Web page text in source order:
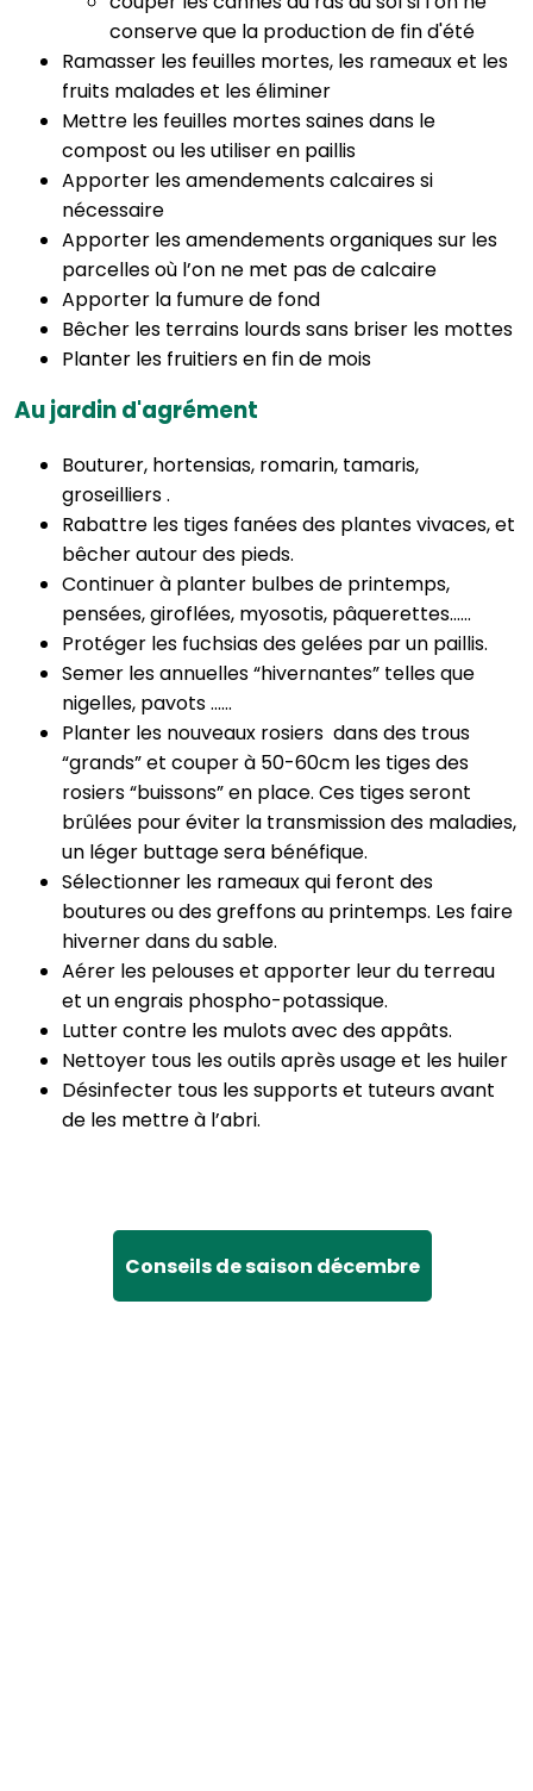
conserve que la production de fin d'été
Ramasser les feuilles mortes, les rameaux et les
fruits malades et les éliminer
Mettre les feuilles mortes saines dans le
compost ou les utiliser en paillis
Apporter les amendements calcaires si
nécessaire
Apporter les amendements organiques sur les
parcelles où l’on ne met pas de calcaire
Apporter la fumure de fond
Bêcher les terrains lourds sans briser les mottes
Planter les fruitiers en fin de mois
Au jardin d'agrément
Bouturer, hortensias, romarin, tamaris,
groseilliers .
Rabattre les tiges fanées des plantes vivaces, et
bêcher autour des pieds.
Continuer à planter bulbes de printemps,
pensées, giroflées, myosotis, pâquerettes......
Protéger les fuchsias des gelées par un paillis.
Semer les annuelles “hivernantes” telles que
nigelles, pavots ......
Planter les nouveaux rosiers dans des trous
“grands” et couper à 50-60cm les tiges des
rosiers “buissons” en place. Ces tiges seront
brûlées pour éviter la transmission des maladies,
un léger buttage sera bénéfique.
Sélectionner les rameaux qui feront des
boutures ou des greffons au printemps. Les faire
hiverner dans du sable.
Aérer les pelouses et apporter leur du terreau
et un engrais phospho-potassique.
Lutter contre les mulots avec des appâts.
Nettoyer tous les outils après usage et les huiler
Désinfecter tous les supports et tuteurs avant
de les mettre à l’abri.
Conseils de saison décembre